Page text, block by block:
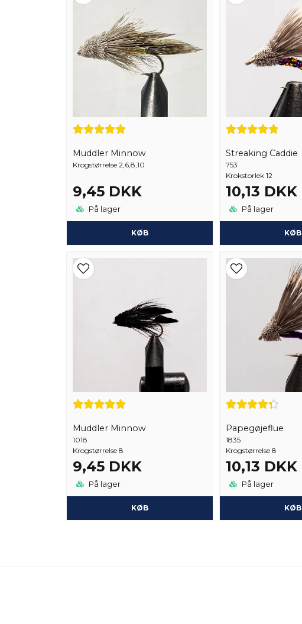
Muddler Minnow
Krogstørrelse 2,6,8,10
9,45 DKK
På lager
KØB
Streaking Caddie
753
Krokstorlek 12
10,13 DKK
På lager
KØB
Muddler Minnow
1018
Krogstørrelse 8
9,45 DKK
På lager
KØB
Papegøjeflue
1835
Krogstørrelse 8
10,13 DKK
På lager
KØB